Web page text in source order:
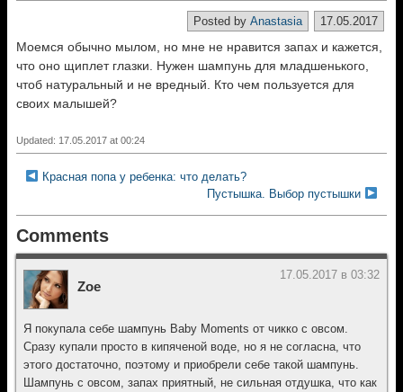
17.05.2017
Posted by Anastasia
Моемся обычно мылом, но мне не нравится запах и кажется,
что оно щиплет глазки. Нужен шампунь для младшенького,
чтоб натуральный и не вредный. Кто чем пользуется для
своих малышей?
Updated: 17.05.2017 at 00:24
Красная попа у ребенка: что делать?
Пустышка. Выбор пустышки
Comments
Zoe
17.05.2017 в 03:32
Я покупала себе шампунь Baby Moments от чикко с овсом.
Сразу купали просто в кипяченой воде, но я не согласна, что
этого достаточно, поэтому и приобрели себе такой шампунь.
Шампунь с овсом, запах приятный, не сильная отдушка, что как